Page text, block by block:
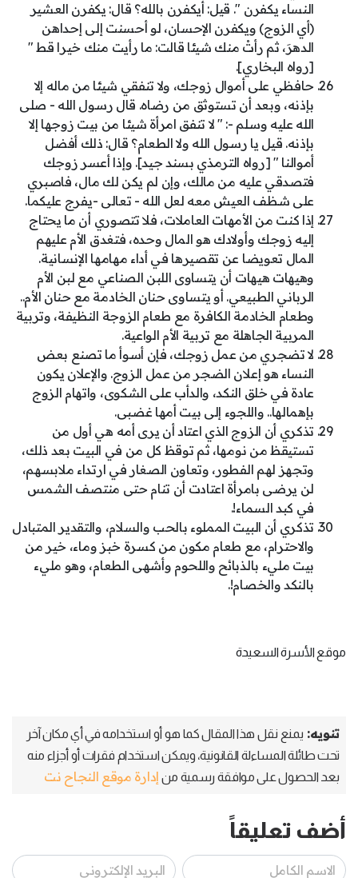
النساء يكفرن ". قيل: أيكفرن بالله؟ قال: يكفرن العشير
(أي الزوج) ويكفرن الإحسان، لو أحسنت إلى إحداهن
الدهرَ، ثم رأتْ منك شيئا قالت: ما رأيت منك خيرا قط "
[رواه البخاري].
حافظي على أموال زوجك، ولا تنفقي شيئا من ماله إلا
بإذنه، وبعد أن تستوثق من رضاه. قال رسول الله - صلى
الله عليه وسلم -: " لا تنفق امرأة شيئا من بيت زوجها إلا
بإذنه. قيل يا رسول الله ولا الطعام؟ قال: ذلك أفضل
أموالنا " [رواه الترمذي بسند جيد]. وإذا أعسر زوجك
فتصدقي عليه من مالك، وإن لم يكن لك مال، فاصبري
على شظف العيش معه لعل الله - تعالى -يفرج عليكما.
إذا كنت من الأمهات العاملات، فلا تتصوري أن ما يحتاج
إليه زوجك وأولادك هو المال وحده، فتغدق الأم عليهم
المال تعويضا عن تقصيرها في أداء مهامها الإنسانية.
وهيهات هيهات أن يتساوى اللبن الصناعي مع لبن الأم
الرباني الطبيعي. أو يتساوى حنان الخادمة مع حنان الأم..
وطعام الخادمة الكافرة مع طعام الزوجة النظيفة، وتربية
المربية الجاهلة مع تربية الأم الواعية.
لا تضجري من عمل زوجك، فإن أسوأ ما تصنع بعض
النساء هو إعلان الضجر من عمل الزوج. والإعلان يكون
عادة في خلق النكد، والدأب على الشكوى، واتهام الزوج
بإهمالها.. واللجوء إلى بيت أمها غضبى.
تذكري أن الزوج الذي اعتاد أن يرى أمه هي أول من
تستيقظ من نومها، ثم توقظ كل من في البيت بعد ذلك،
وتجهز لهم الفطور، وتعاون الصغار في ارتداء ملابسهم،
لن يرضى بامرأة اعتادت أن تنام حتى منتصف الشمس
في كبد السماء!.
تذكري أن البيت المملوء بالحب والسلام، والتقدير المتبادل
والاحترام، مع طعام مكون من كسرة خبز وماء، خير من
بيت مليء بالذبائح واللحوم وأشهى الطعام، وهو مليء
بالنكد والخصام!.
موقع الأسرة السعيدة
تنويه: يمنع نقل هذا المقال كما هو أو استخدامه في أي مكان آخر
تحت طائلة المساءلة القانونية، ويمكن استخدام فقرات أو أجزاء منه
بعد الحصول على موافقة رسمية من إدارة موقع النجاح نت
أضف تعليقاً